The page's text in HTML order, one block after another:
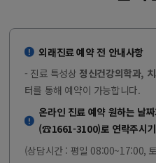
외래진료 예약 전 안내사항
- 진료 특성상 정신건강의학과,
터를 통해 예약이 가능합니다.
온라인 진료 예약 원하는 날
(☎1661-3100)로 연락주시
(상담시간 : 평일 08:00~17:00,